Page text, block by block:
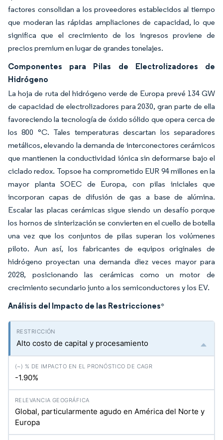
factores consolidan a los proveedores establecidos al tiempo
que moderan las rápidas ampliaciones de capacidad, lo que
significa que el crecimiento de los ingresos proviene de
precios premium en lugar de grandes tonelajes.
Componentes para Pilas de Electrolizadores de
Hidrógeno
La hoja de ruta del hidrógeno verde de Europa prevé 134 GW
de capacidad de electrolizadores para 2030, gran parte de ella
favoreciendo la tecnología de óxido sólido que opera cerca de
los 800 °C. Tales temperaturas descartan los separadores
metálicos, elevando la demanda de interconectores cerámicos
que mantienen la conductividad iónica sin deformarse bajo el
ciclado redox. Topsoe ha comprometido EUR 94 millones en la
mayor planta SOEC de Europa, con pilas iniciales que
incorporan capas de difusión de gas a base de alúmina.
Escalar las placas cerámicas sigue siendo un desafío porque
los hornos de sinterización se convierten en el cuello de botella
una vez que los conjuntos de pilas superan los volúmenes
piloto. Aun así, los fabricantes de equipos originales de
hidrógeno proyectan una demanda diez veces mayor para
2028, posicionando las cerámicas como un motor de
crecimiento secundario junto a los semiconductores y los EV.
Análisis del Impacto de las Restricciones*
Alto costo de capital y procesamiento
-1.90%
Global, particularmente agudo en América del Norte y
Europa